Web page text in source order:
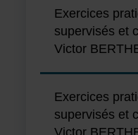
Exercices
supervisés et
Victor
Exercices
supervisés et
Victor